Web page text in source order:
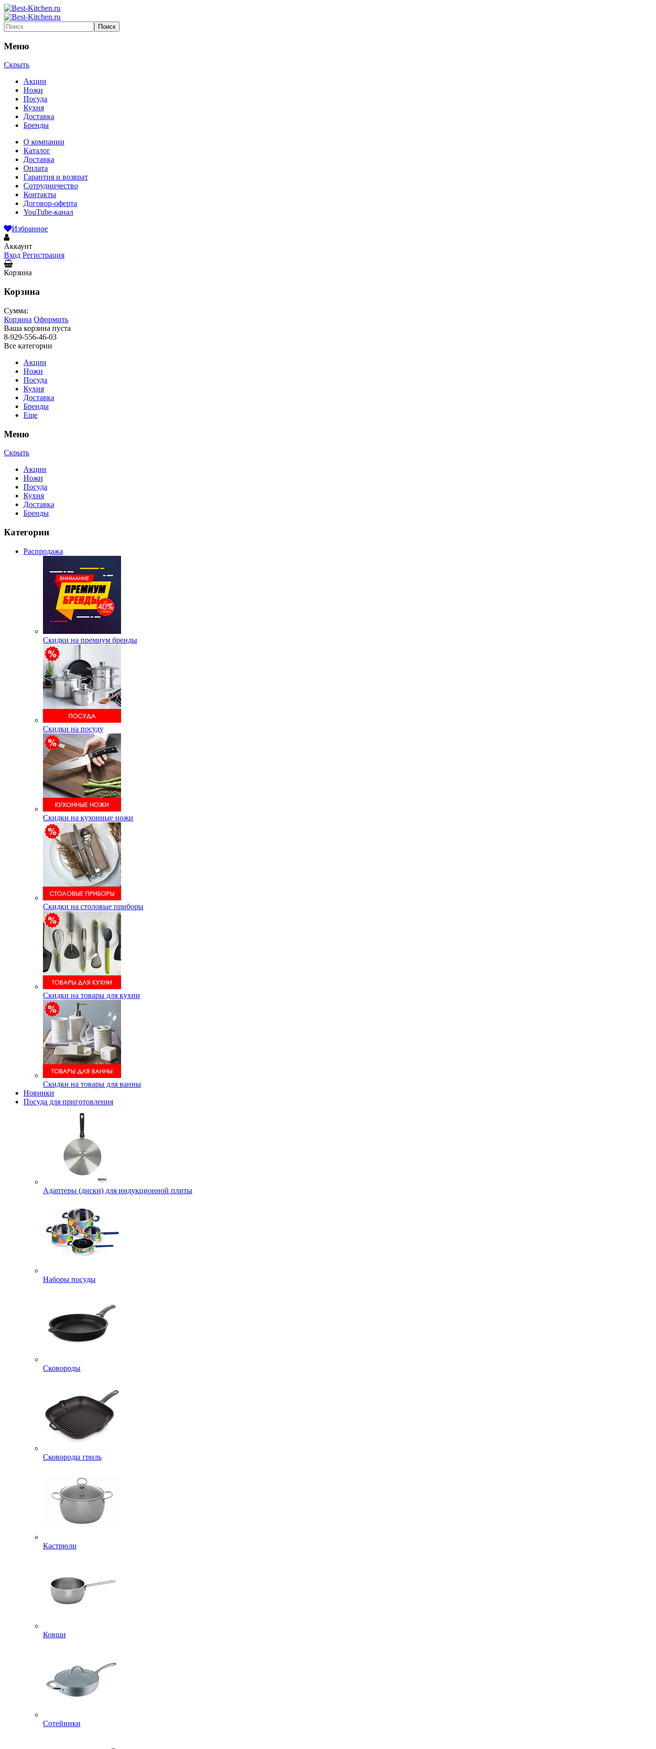
Меню
Скрыть
Акции
Ножи
Посуда
Кухня
Доставка
Бренды
О компании
Каталог
Доставка
Оплата
Гарантия и возврат
Сотрудничество
Контакты
Договор-оферта
YouTube-канал
Избранное
Аккаунт
Вход Регистрация
Корзина
Корзина
Сумма:
Корзина Оформить
Ваша корзина пуста
8-929-556-46-03
Все категории
Акции
Ножи
Посуда
Кухня
Доставка
Бренды
Еще
Меню
Скрыть
Акции
Ножи
Посуда
Кухня
Доставка
Бренды
Категории
Распродажа
Скидки на премиум бренды
Скидки на посуду
Скидки на кухонные ножи
Скидки на столовые приборы
Скидки на товары для кухни
Скидки на товары для ванны
Новинки
Посуда для приготовления
Адаптеры (диски) для индукционной плиты
Наборы посуды
Сковороды
Сковороды гриль
Кастрюли
Ковши
Сотейники